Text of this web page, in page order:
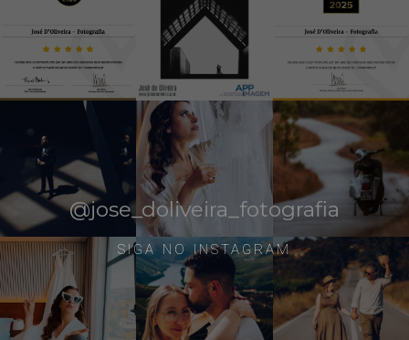
@jose_doliveira_fotografia
SIGA NO INSTAGRAM